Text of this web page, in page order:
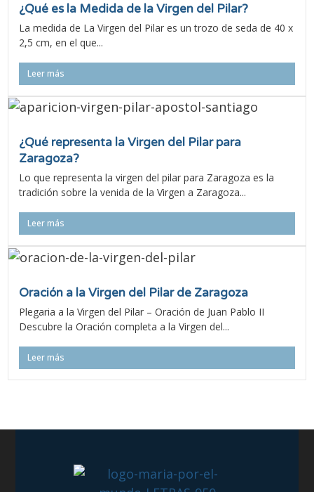
¿Qué es la Medida de la Virgen del Pilar?
La medida de La Virgen del Pilar es un trozo de seda de 40 x
2,5 cm, en el que...
Leer más
¿Qué representa la Virgen del Pilar para
Zaragoza?
Lo que representa la virgen del pilar para Zaragoza es la
tradición sobre la venida de la Virgen a Zaragoza...
Leer más
Oración a la Virgen del Pilar de Zaragoza
Plegaria a la Virgen del Pilar – Oración de Juan Pablo II
Descubre la Oración completa a la Virgen del...
Leer más